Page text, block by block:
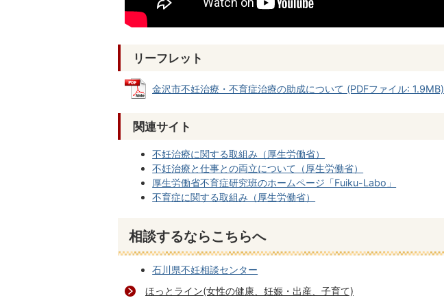
リーフレット
金沢市不妊治療・不育症治療の助成について (PDFファイル: 1.9MB)
関連サイト
不妊治療に関する取組み（厚生労働省）
不妊治療と仕事との両立について（厚生労働省）
厚生労働省不育症研究班のホームページ「Fuiku-Labo」
不育症に関する取組み（厚生労働省）
相談するならこちらへ
石川県不妊相談センター
ほっとライン(女性の健康、妊娠・出産、子育て)